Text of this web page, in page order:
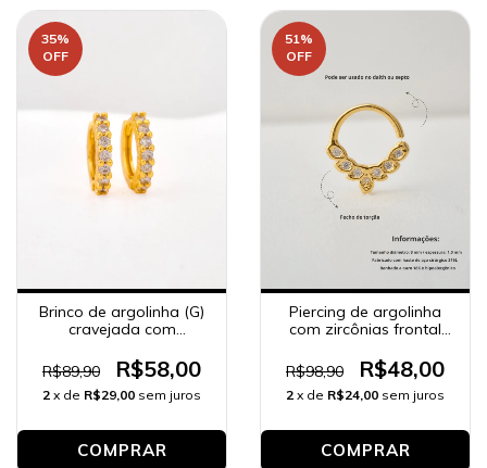
35%
OFF
Brinco de argolinha (G)
cravejada com
ouro 18K.
R$89,90 R$58,00
2 x de R$29,00 sem juros
51%
OFF
Piercing de argolinha
com zircônias frontal
banhado a ouro 18K.
R$98,90 R$48,00
2 x de R$24,00 sem juros